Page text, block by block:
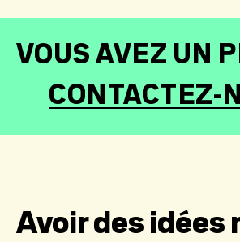
VOUS AVEZ UN
CONTACTEZ-
Avoir des idées